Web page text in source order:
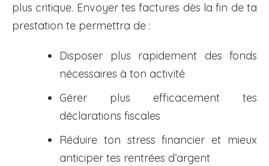
plus critique. Envoyer tes factures dès la fin de ta
prestation te permettra de :
Disposer plus rapidement des fonds
nécessaires à ton activité
Gérer plus efficacement tes
déclarations fiscales
Réduire ton stress financier et mieux
anticiper tes rentrées d’argent